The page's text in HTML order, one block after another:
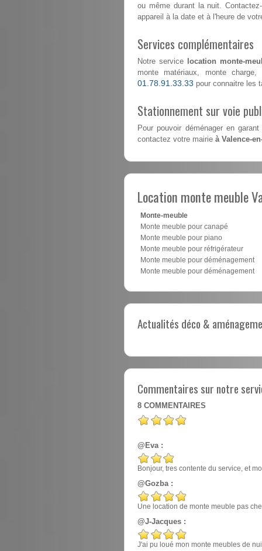
ou même durant la nuit.
appareil à la date et à l'heure de
Services complémentaires
Notre service location monte-
monte matériaux, monte
01.78.91.33.33 pour connaitre les
Stationnement sur voie
Pour pouvoir déménager en
contactez votre mairie à Valence-
Location monte meuble
Monte-meuble
Monte meuble pour canapé
Monte meuble pour piano
Monte meuble pour réfrigérateur
Monte meuble pour déménagement
Monte meuble pour déménagement
Actualités déco &
Commentaires sur notre
8 COMMENTAIRES
@Eva :
Bonjour, tres contente du service, et
@Gozba :
Une location de monte meuble pas
@J-Jacques :
J'ai pu loué mon monte meubles de